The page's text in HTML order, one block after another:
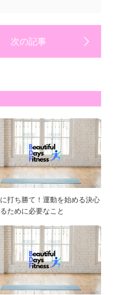
打ち勝て！運動を始める決心
ために必要なこと